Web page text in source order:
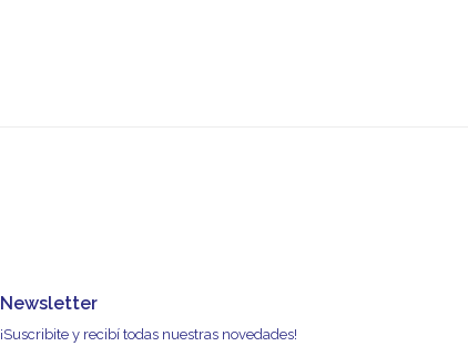
Newsletter
¡Suscribite y recibí todas nuestras novedades!